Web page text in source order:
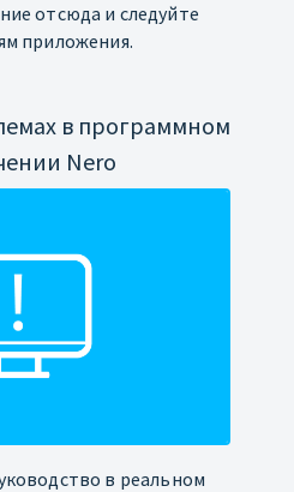
отсюда и следуйте
приложения.
в программном
Nero
в реальном